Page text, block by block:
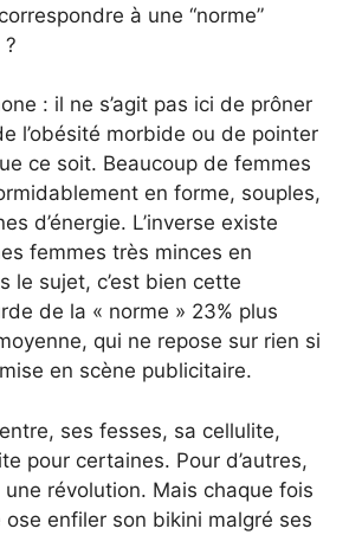
à une “norme”
?
: il ne s’agit pas ici de prôner
l’obésité morbide ou de pointer
ce soit. Beaucoup de femmes
en forme, souples,
d’énergie. L’inverse existe
femmes très minces en
le sujet, c’est bien cette
de la « norme » 23% plus
qui ne repose sur rien si
en scène publicitaire.
ses fesses, sa cellulite,
pour certaines. Pour d’autres,
une révolution. Mais chaque fois
ose enfiler son bikini malgré ses